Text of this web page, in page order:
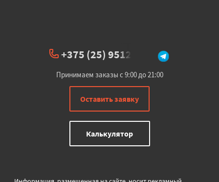
+375 (25) 951234
Принимаем заказы с 9:00 до 21:00
Оставить заявку
Калькулятор